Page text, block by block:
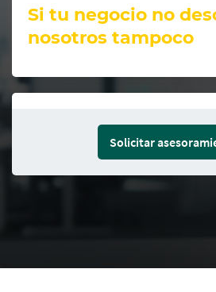
Si tu negocio no
nosotros tampoco
Solicitar